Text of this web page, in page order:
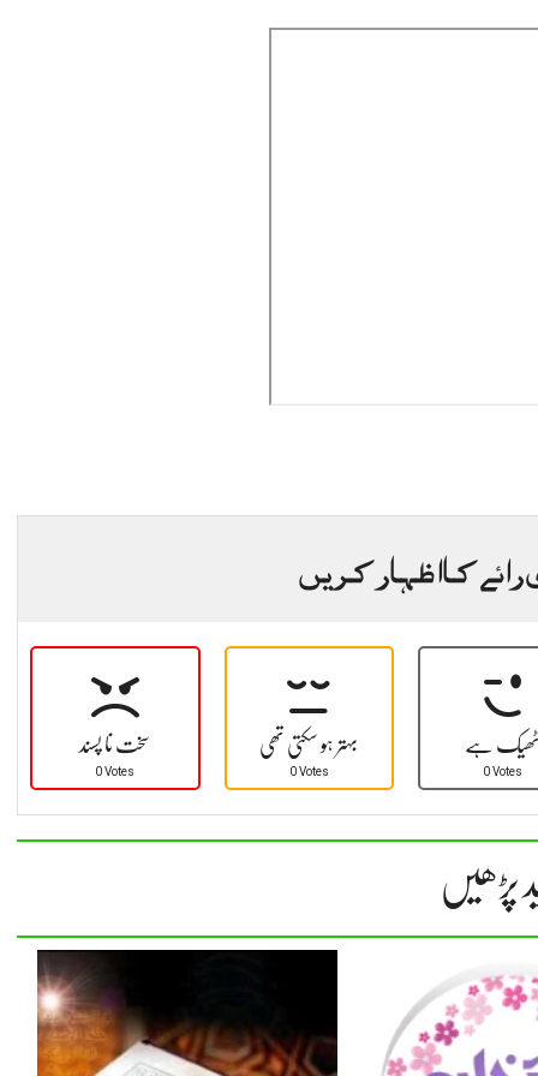
کا اظہار کریں
سخت نا پسند
0 Votes
بہتر ہو سکتی تھی
0 Votes
ہے
0 Votes
پڑھیں